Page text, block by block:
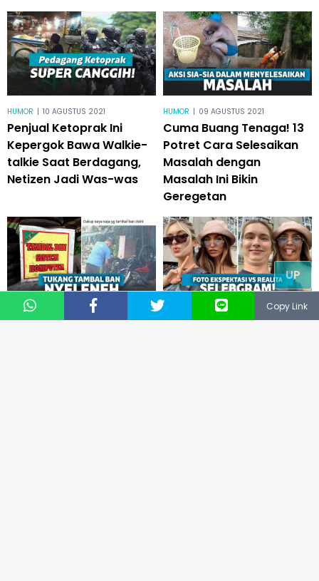
Copy Link
HUMOR | 10 AGUSTUS 2021
Penjual Ketoprak Ini
Kepergok Bawa Walkie-
talkie Saat Berdagang,
Netizen Jadi Was-was
HUMOR | 09 AGUSTUS 2021
Cuma Buang Tenaga! 13
Potret Cara Selesaikan
Masalah dengan
Masalah Ini Bikin
Geregetan
UP